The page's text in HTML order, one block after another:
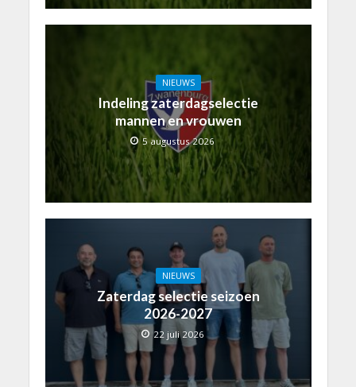
NIEUWS
Indeling zaterdagselectie
mannen en vrouwen
5 augustus 2026
NIEUWS
Zaterdag selectie seizoen
2026-2027
22 juli 2026